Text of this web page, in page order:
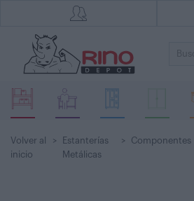
Volver al
inicio
>
Estanterías
Metálicas
> Componentes